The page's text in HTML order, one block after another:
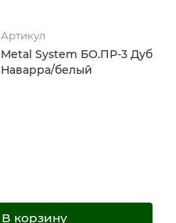
Артикул
Metal System БО.ПР-3 Дуб
Наварра/белый
В корзину